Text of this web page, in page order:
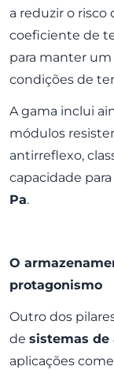
a reduzir o risco
coeficiente de
para manter
condições de
A gama inclui
módulos
antirreflexo,
capacidade
Pa.
O
protagonismo
Outro dos
de sistemas de
aplicações